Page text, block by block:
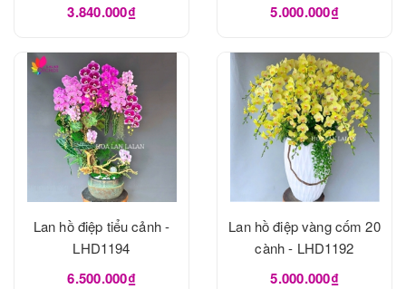
3.840.000₫ 5.000.000₫
Lan hồ điệp tiểu cảnh -
LHD1194
6.500.000₫
Lan hồ điệp vàng cốm 20
cành - LHD1192
5.000.000₫